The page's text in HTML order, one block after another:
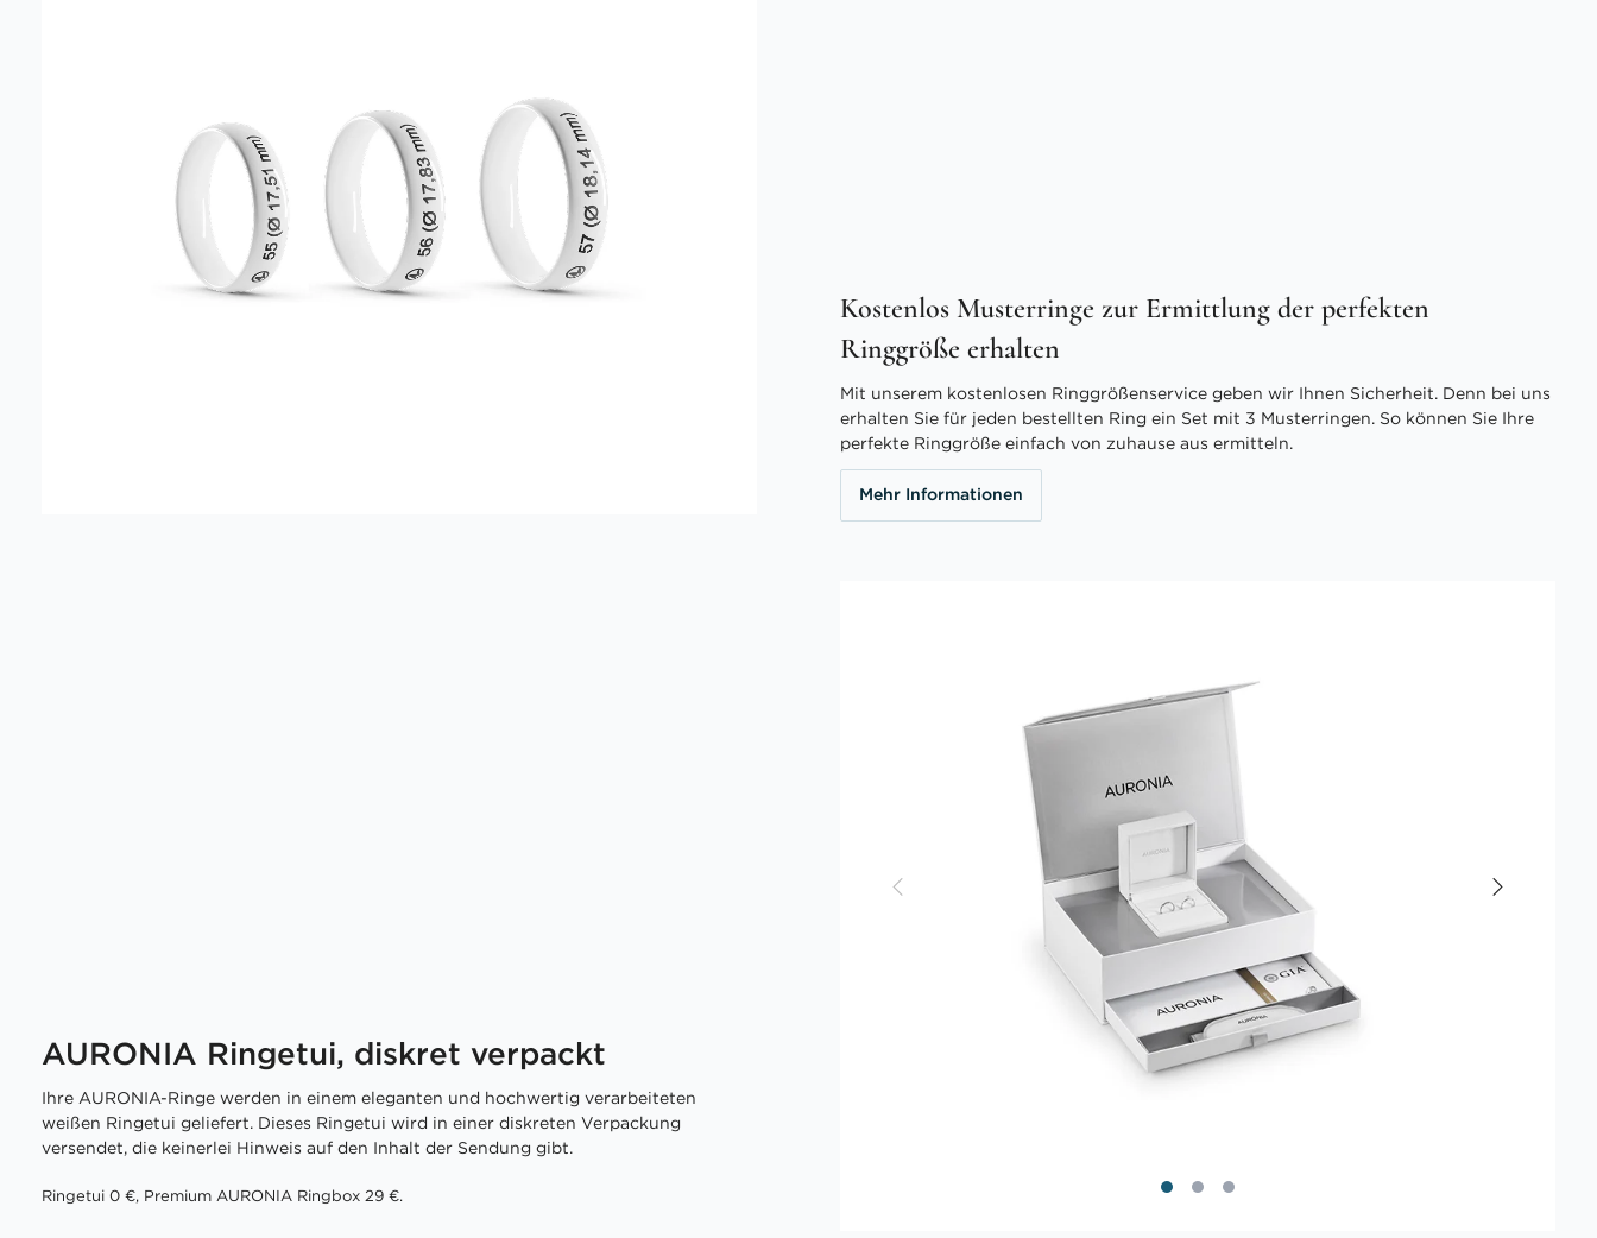
Kostenlos Musterringe zur Ermittlung der perfekten
Ringgröße erhalten
Mit unserem kostenlosen Ringgrößenservice geben wir Ihnen Sicherheit. Denn bei uns
erhalten Sie für jeden bestellten Ring ein Set mit 3 Musterringen. So können Sie Ihre
perfekte Ringgröße einfach von zuhause aus ermitteln.
Mehr Informationen
AURONIA Ringetui, diskret verpackt
Ihre AURONIA-Ringe werden in einem eleganten und hochwertig verarbeiteten
weißen Ringetui geliefert. Dieses Ringetui wird in einer diskreten Verpackung
versendet, die keinerlei Hinweis auf den Inhalt der Sendung gibt.
Ringetui 0 €, Premium AURONIA Ringbox 29 €.